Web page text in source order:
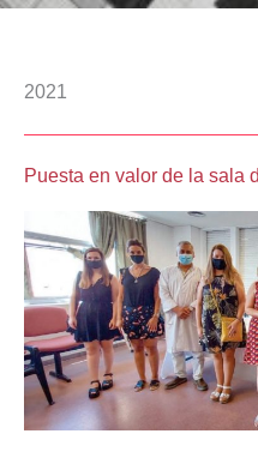
2021
Puesta en valor de la sala